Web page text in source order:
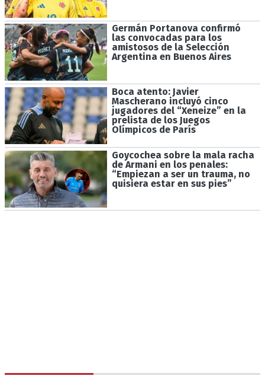
Germán Portanova confirmó
las convocadas para los
amistosos de la Selección
Argentina en Buenos Aires
Boca atento: Javier
Mascherano incluyó cinco
jugadores del “Xeneize” en la
prelista de los Juegos
Olímpicos de París
Goycochea sobre la mala racha
de Armani en los penales:
“Empiezan a ser un trauma, no
quisiera estar en sus pies”